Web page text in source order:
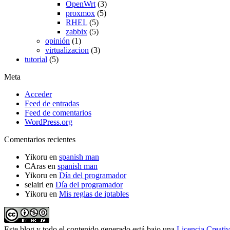
OpenWrt (3)
proxmox (5)
RHEL (5)
zabbix (5)
opinión (1)
virtualizacion (3)
tutorial (5)
Meta
Acceder
Feed de entradas
Feed de comentarios
WordPress.org
Comentarios recientes
Yikoru en spanish man
CAras en spanish man
Yikoru en Día del programador
selairi en Día del programador
Yikoru en Mis reglas de iptables